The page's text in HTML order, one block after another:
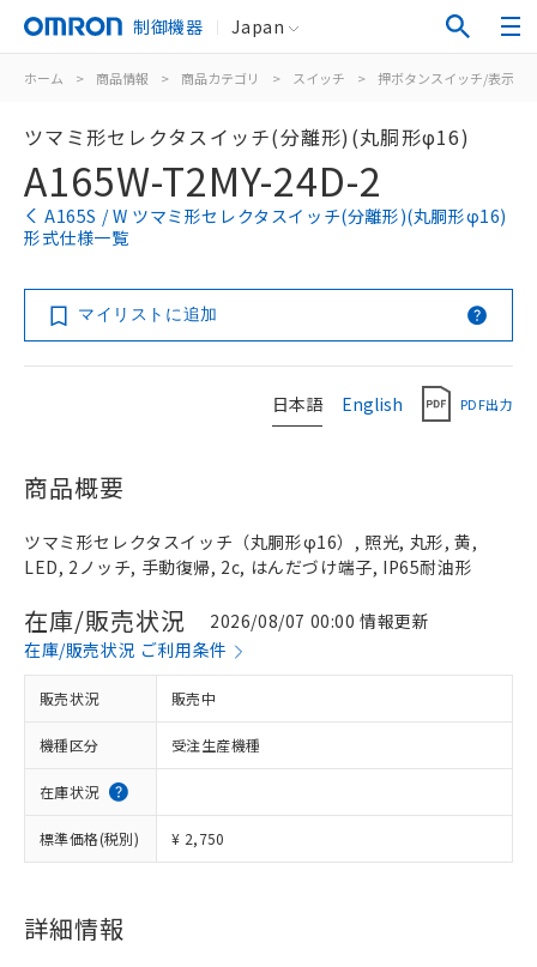
制御機器 Japan
ホーム > 商品情報 > 商品カテゴリ > スイッチ > 押ボタンスイッチ/表示灯
ツマミ形セレクタスイッチ(分離形)(丸胴形φ16)
A165W-T2MY-24D-2
A165S / W ツマミ形セレクタスイッチ(分離形)(丸胴形φ16)
形式仕様一覧
マイリストに追加
日本語 English PDF出力
商品概要
ツマミ形セレクタスイッチ（丸胴形φ16）, 照光, 丸形, 黄,
LED, 2ノッチ, 手動復帰, 2c, はんだづけ端子, IP65耐油形
在庫/販売状況
2026/08/07 00:00 情報更新
在庫/販売状況 ご利用条件
販売状況 販売中
機種区分 受注生産機種
在庫状況
標準価格(税別) ¥ 2,750
詳細情報